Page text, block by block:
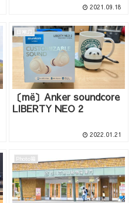
2021.09.18
日常♫
〔më〕Anker soundcore
LIBERTY NEO 2
2022.01.21
Photo箱